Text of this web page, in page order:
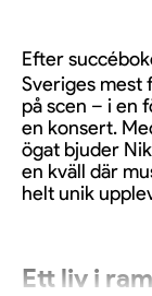
Efter
Sveriges mest
på scen – i en
en konsert.
ögat bjuder
en kväll där
helt unik
Ett liv i